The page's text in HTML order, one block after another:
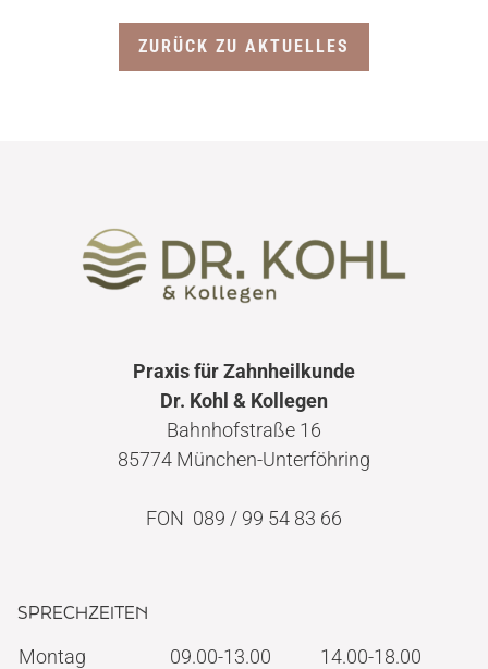
ZURÜCK ZU AKTUELLES
Praxis für Zahnheilkunde
Dr. Kohl & Kollegen
Bahnhofstraße 16
85774 München-Unterföhring
FON 089 / 99 54 83 66
SPRECHZEITEN
Montag 09.00-13.00
14.00-18.00